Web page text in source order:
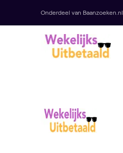
Onderdeel van Baanzoeken.nl